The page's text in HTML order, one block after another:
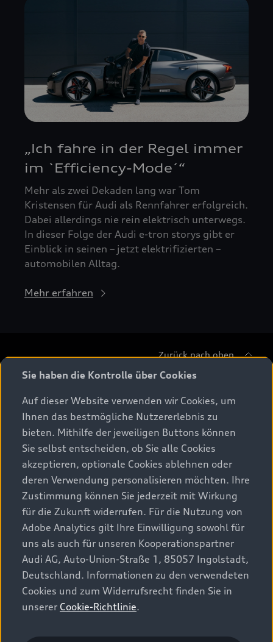
„Ich fahre in der Regel immer
im `Efficiency-Mode´“
Mehr als zwei Dekaden lang war Tom
Kristensen für Audi als Rennfahrer erfolgreich.
Dabei allerdings nie rein elektrisch unterwegs.
In dieser Folge der Audi e-tron storys gibt er
Einblick in seinen – jetzt elektrifizierten –
automobilen Alltag.
Mehr erfahren
Zurück nach oben
Alle Modelle
Modelle vergleichen
Elektromodelle
Plug-in-Hybride
Beratung & Kauf
Aktuelle Angebote
Sofort verfügbare Neuwagen
Gebrauchtwagen
Audi Gebrauchtwagen :plus
Geschäftskunden
Audi exclusive
Service & Zubehör
Audi Original Zubehör
Audi Services
Audi digital services
myAudi
Garantie & Unterstützung
Kundenbereich
Kontakt
Audi Partner finden
Probefahrt anfragen
Audi Welt
Audi quattro Cup
Sie haben die Kontrolle über Cookies
Auf dieser Website verwenden wir Cookies, um
Ihnen das bestmögliche Nutzererlebnis zu
bieten. Mithilfe der jeweiligen Buttons können
Sie selbst entscheiden, ob Sie alle Cookies
akzeptieren, optionale Cookies ablehnen oder
deren Verwendung personalisieren möchten. Ihre
Zustimmung können Sie jederzeit mit Wirkung
für die Zukunft widerrufen. Für die Nutzung von
Adobe Analytics gilt Ihre Einwilligung sowohl für
uns als auch für unseren Kooperationspartner
Audi AG, Auto-Union-Straße 1, 85057 Ingolstadt,
Deutschland. Informationen zu den verwendeten
Cookies und zum Widerrufsrecht finden Sie in
unserer Cookie-Richtlinie.